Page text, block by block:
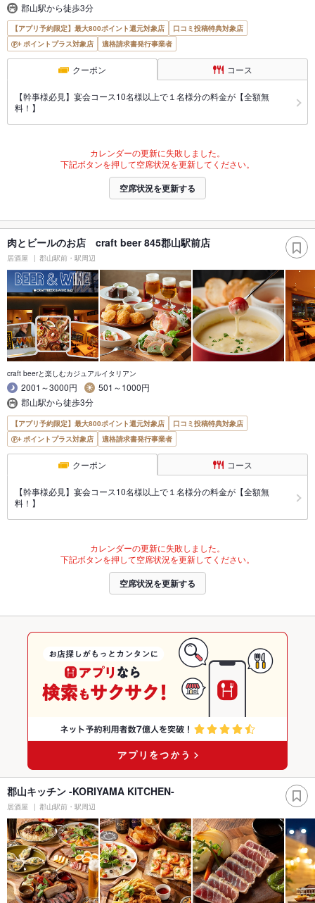
郡山駅から徒歩3分
【アプリ予約限定】最大800ポイント還元対象店
口コミ投稿特典対象店
ポイントプラス対象店
適格請求書発行事業者
クーポン コース
【幹事様必見】宴会コース10名様以上で１名様分の料金が【全額無
料！】
カレンダーの更新に失敗しました。
下記ボタンを押して空席状況を更新してください。
空席状況を更新する
肉とビールのお店 craft beer 845郡山駅前店
居酒屋 郡山駅前・駅周辺
craft beerと楽しむカジュアルイタリアン
2001～3000円
501～1000円
郡山駅から徒歩3分
【アプリ予約限定】最大800ポイント還元対象店
口コミ投稿特典対象店
ポイントプラス対象店
適格請求書発行事業者
クーポン コース
【幹事様必見】宴会コース10名様以上で１名様分の料金が【全額無
料！】
カレンダーの更新に失敗しました。
下記ボタンを押して空席状況を更新してください。
空席状況を更新する
郡山キッチン -KORIYAMA KITCHEN-
居酒屋 郡山駅前・駅周辺